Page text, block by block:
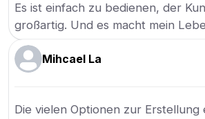
Es ist einfach zu bedienen, der
großartig. Und es macht mein
Mihcael La
Die vielen Optionen zur Erstellung